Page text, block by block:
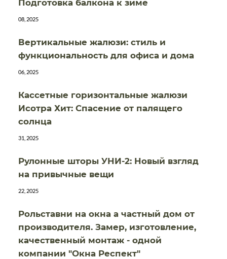
Подготовка балкона к зиме
08, 2025
Вертикальные жалюзи: стиль и
функциональность для офиса и дома
06, 2025
Кассетные горизонтальные жалюзи
Исотра Хит: Спасение от палящего
солнца
31, 2025
Рулонные шторы УНИ-2: Новый взгляд
на привычные вещи
22, 2025
Рольставни на окна а частный дом от
производителя. Замер, изготовление,
качественный монтаж - одной
компании "Окна Респект"